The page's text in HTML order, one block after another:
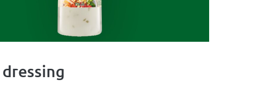
dressing